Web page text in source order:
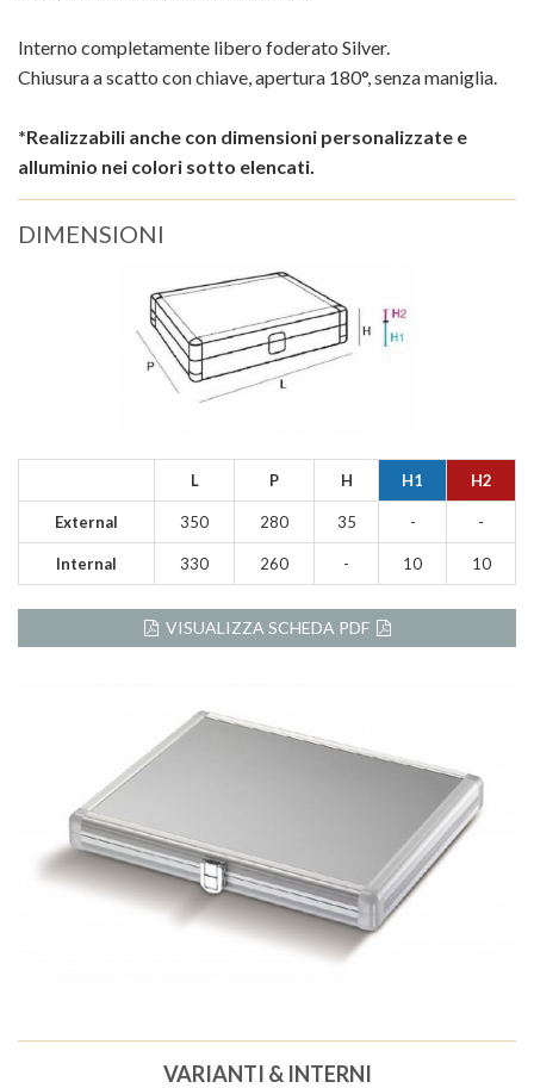
Interno completamente libero foderato Silver.
Chiusura a scatto con chiave, apertura 180°, senza maniglia.
*Realizzabili anche con dimensioni personalizzate e
alluminio nei colori sotto elencati.
DIMENSIONI
L P H H1 H2
External 350 280 35 - -
Internal 330 260 - 10 10
VISUALIZZA SCHEDA PDF
VARIANTI & INTERNI